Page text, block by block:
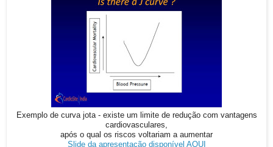
Exemplo de curva jota - existe um limite de redução com vantagens
cardiovasculares,
após o qual os riscos voltariam a aumentar
Slide da apresentação disponível AQUI